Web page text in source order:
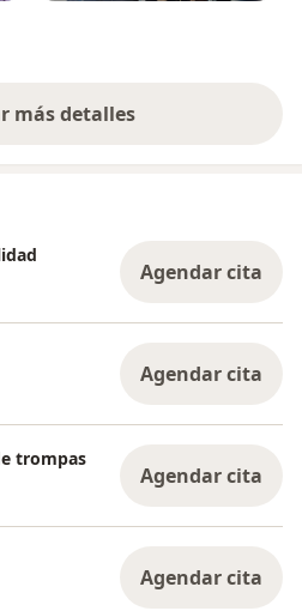
más detalles
sobre la experiencia
Agendar cita
Agendar cita
trompas
Agendar cita
Agendar cita